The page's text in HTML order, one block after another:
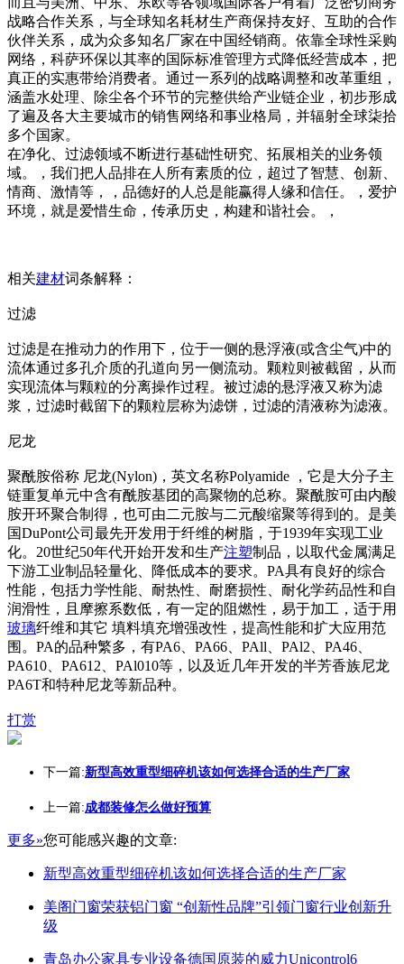
战略合作关系，与全球知名耗材生产商保持友好、互助的合作
伙伴关系，成为众多知名厂家在中国经销商。依靠全球性采购
网络，科萨环保以其率的国际标准管理方式降低经营成本，把
真正的实惠带给消费者。通过一系列的战略调整和改革重组，
涵盖水处理、除尘各个环节的完整供给产业链企业，初步形成
了遍及各大主要城市的销售网络和事业格局，并辐射全球柒拾
多个国家。
在净化、过滤领域不断进行基础性研究、拓展相关的业务领
域。，我们把人品排在人所有素质的位，超过了智慧、创新、
情商、激情等，，品德好的人总是能赢得人缘和信任。，爱护
环境，就是爱惜生命，传承历史，构建和谐社会。，
相关建材词条解释：
过滤
过滤是在推动力的作用下，位于一侧的悬浮液(或含尘气)中的
流体通过多孔介质的孔道向另一侧流动。颗粒则被截留，从而
实现流体与颗粒的分离操作过程。被过滤的悬浮液又称为滤
浆，过滤时截留下的颗粒层称为滤饼，过滤的清液称为滤液。
尼龙
聚酰胺俗称 尼龙(Nylon)，英文名称Polyamide ，它是大分子主
链重复单元中含有酰胺基团的高聚物的总称。聚酰胺可由内酸
胺开环聚合制得，也可由二元胺与二元酸缩聚等得到的。是美
国DuPont公司最先开发用于纤维的树脂，于1939年实现工业
化。20世纪50年代开始开发和生产注塑制品，以取代金属满足
下游工业制品轻量化、降低成本的要求。PA具有良好的综合
性能，包括力学性能、耐热性、耐磨损性、耐化学药品性和自
润滑性，且摩擦系数低，有一定的阻燃性，易于加工，适于用
玻璃纤维和其它 填料填充增强改性，提高性能和扩大应用范
围。PA的品种繁多，有PA6、PA66、PAll、PAl2、PA46、
PA610、PA612、PAl010等，以及近几年开发的半芳香族尼龙
PA6T和特种尼龙等新品种。
打赏
下一篇:新型高效重型细碎机该如何选择合适的生产厂家
上一篇:成都装修怎么做好预算
更多»您可能感兴趣的文章:
新型高效重型细碎机该如何选择合适的生产厂家
美阁门窗荣获铝门窗 “创新性品牌”引领门窗行业创新升
级
青岛办公家具专业设备德国原装的威力Unicontrol6